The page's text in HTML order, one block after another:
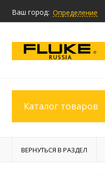
Ваш город: Определение
Каталог товаров
ВЕРНУТЬСЯ В РАЗДЕЛ